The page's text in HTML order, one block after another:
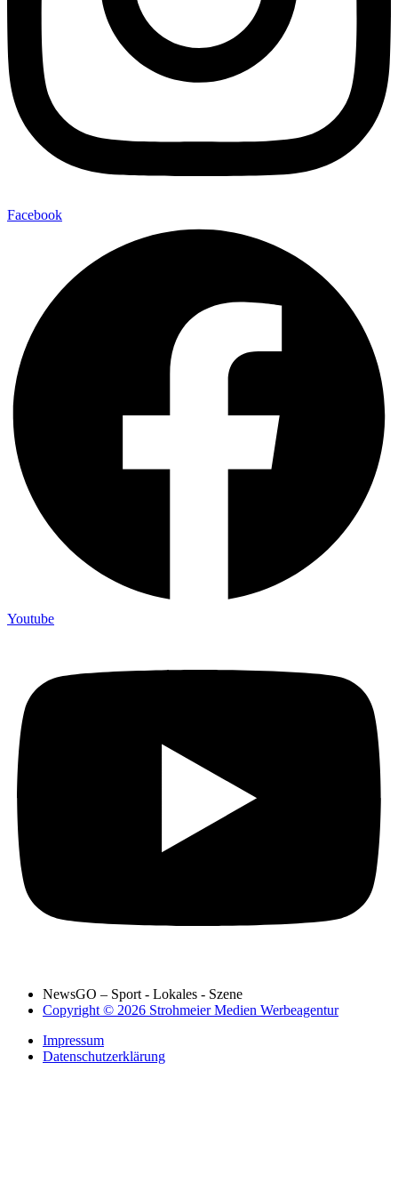
Facebook
Youtube
NewsGO – Sport - Lokales - Szene
Copyright © 2026 Strohmeier Medien Werbeagentur
Impressum
Datenschutzerklärung